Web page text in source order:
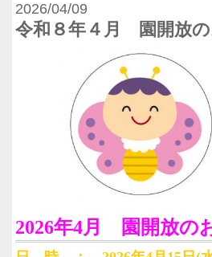
2026/04/09
令和８年４月 園開放
2026年4月 園開放の